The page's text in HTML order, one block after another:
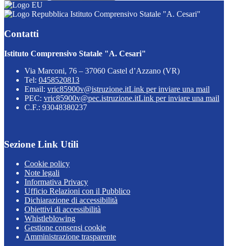
Istituto Comprensivo Statale "A. Cesari"
Contatti
Istituto Comprensivo Statale "A. Cesari"
Via Marconi, 76 – 37060 Castel d’Azzano (VR)
Tel: 0458520813
Email: vric85900v@istruzione.itLink per inviare una mail
PEC: vric85900v@pec.istruzione.itLink per inviare una mail
C.F.: 93048380237
Sezione Link Utili
Cookie policy
Note legali
Informativa Privacy
Ufficio Relazioni con il Pubblico
Dichiarazione di accessibilità
Obiettivi di accessibilità
Whistleblowing
Gestione consensi cookie
Amministrazione trasparente